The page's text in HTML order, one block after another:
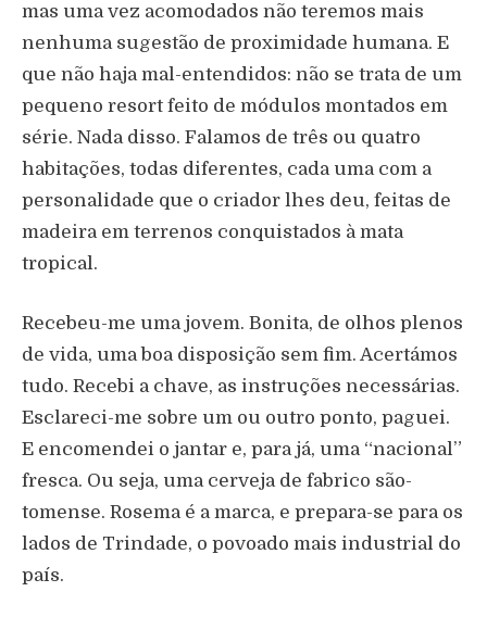
mas uma vez acomodados não teremos mais
nenhuma sugestão de proximidade humana. E
que não haja mal-entendidos: não se trata de um
pequeno resort feito de módulos montados em
série. Nada disso. Falamos de três ou quatro
habitações, todas diferentes, cada uma com a
personalidade que o criador lhes deu, feitas de
madeira em terrenos conquistados à mata
tropical.
Recebeu-me uma jovem. Bonita, de olhos plenos
de vida, uma boa disposição sem fim. Acertámos
tudo. Recebi a chave, as instruções necessárias.
Esclareci-me sobre um ou outro ponto, paguei.
E encomendei o jantar e, para já, uma “nacional”
fresca. Ou seja, uma cerveja de fabrico são-
tomense. Rosema é a marca, e prepara-se para os
lados de Trindade, o povoado mais industrial do
país.